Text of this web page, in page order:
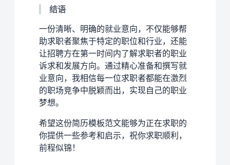
结语
一份清晰、明确的就业意向，不仅能够帮
助求职者聚焦于特定的职位和行业，还能
让招聘方在第一时间内了解求职者的职业
诉求和发展方向。通过精心准备和撰写就
业意向，我相信每一位求职者都能在激烈
的职场竞争中脱颖而出，实现自己的职业
梦想。
希望这份简历模板范文能够为正在求职的
你提供一些参考和启示，祝你求职顺利，
前程似锦！